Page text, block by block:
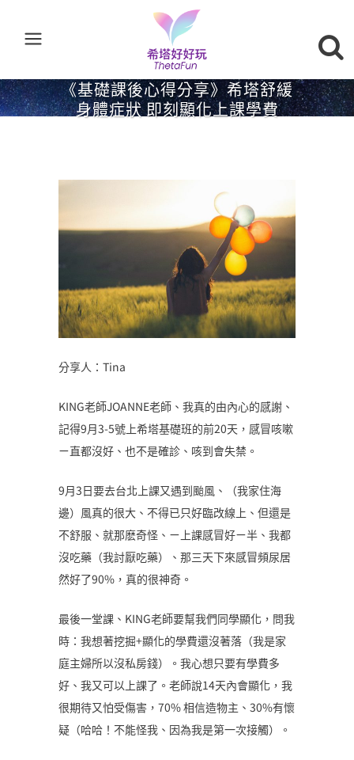
《基礎課後心得分享》希塔舒緩
身體症狀 即刻顯化上課學費
分享人：Tina
KING老師JOANNE老師、我真的由內心的感謝、
記得9月3-5號上希塔基礎班的前20天，感冒咳嗽
ㄧ直都沒好、也不是確診、咳到會失禁。
9月3日要去台北上課又遇到颱風、（我家住海
邊）風真的很大、不得已只好臨改線上、但還是
不舒服、就那麽奇怪、ㄧ上課感冒好ㄧ半、我都
沒吃藥（我討厭吃藥）、那三天下來感冒頻尿居
然好了90%，真的很神奇。
最後一堂課、KING老師要幫我們同學顯化，問我
時：我想著挖掘+顯化的學費還沒著落（我是家
庭主婦所以沒私房錢）。我心想只要有學費多
好、我又可以上課了。老師說14天內會顯化，我
很期待又怕受傷害，70% 相信造物主、30%有懷
疑（哈哈！不能怪我、因為我是第一次接觸）。